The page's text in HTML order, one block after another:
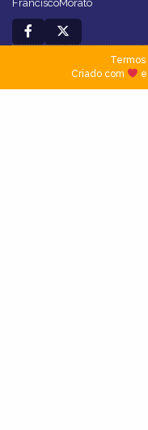
FranciscoMorato
Termos|
Criado com
e